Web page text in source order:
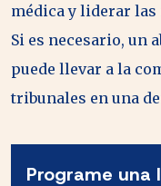
médica y liderar
Si es necesario, un
puede llevar a la
tribunales en una
Programe una